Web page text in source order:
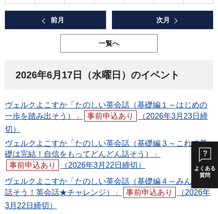
よくある
質問
前月 次月
一覧へ
2026年6月17日（水曜日）のイベント
ヴェルクよこすか「たのしい英会話（基礎編１～はじめの
一歩を踏み出そう）」
事前申込あり
（2026年3月23日締
切）
ヴェルクよこすか「たのしい英会話（基礎編３～これで基
礎は完結！自信をもってどんどん話そう）」
事前申込あり
（2026年3月22日締切）
ヴェルクよこすか「たのしい英会話（基礎編４～みんなで
話そう！英会話★チャレンジ）」
事前申込あり
（2026年
3月22日締切）